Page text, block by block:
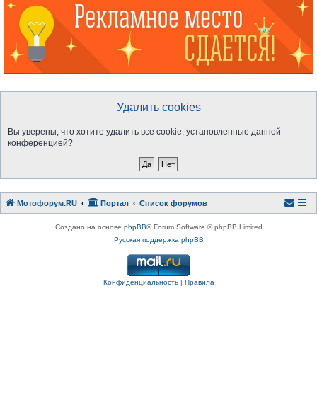
Удалить cookies
Вы уверены, что хотите удалить все cookie, установленные данной
конференцией?
Мотофорум.RU Портал Список форумов
Создано на основе phpBB® Forum Software © phpBB Limited
Русская поддержка phpBB
Конфиденциальность| Правила